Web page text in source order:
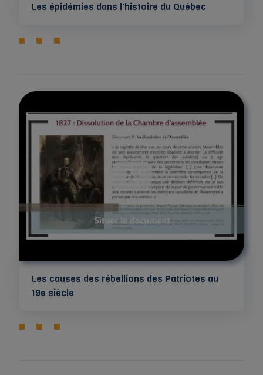
Les épidémies dans l'histoire du Québec
Les causes des rébellions des Patriotes au
19e siècle